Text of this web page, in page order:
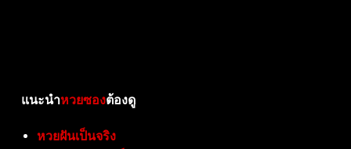
แนะนำหวยซองต้องดู
หวยฝันเป็นจริง